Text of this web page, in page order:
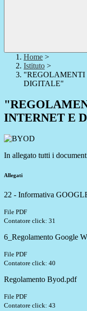
Home >
Istituto >
"REGOLAMENTI
DIGITALE"
INTERNET E
In allegato tutti i
Allegati
22 - Informativa
File PDF
Contatore click: 31
6_Regolamento Google
File PDF
Contatore click: 40
Regolamento Byod.pdf
File PDF
Contatore click: 43